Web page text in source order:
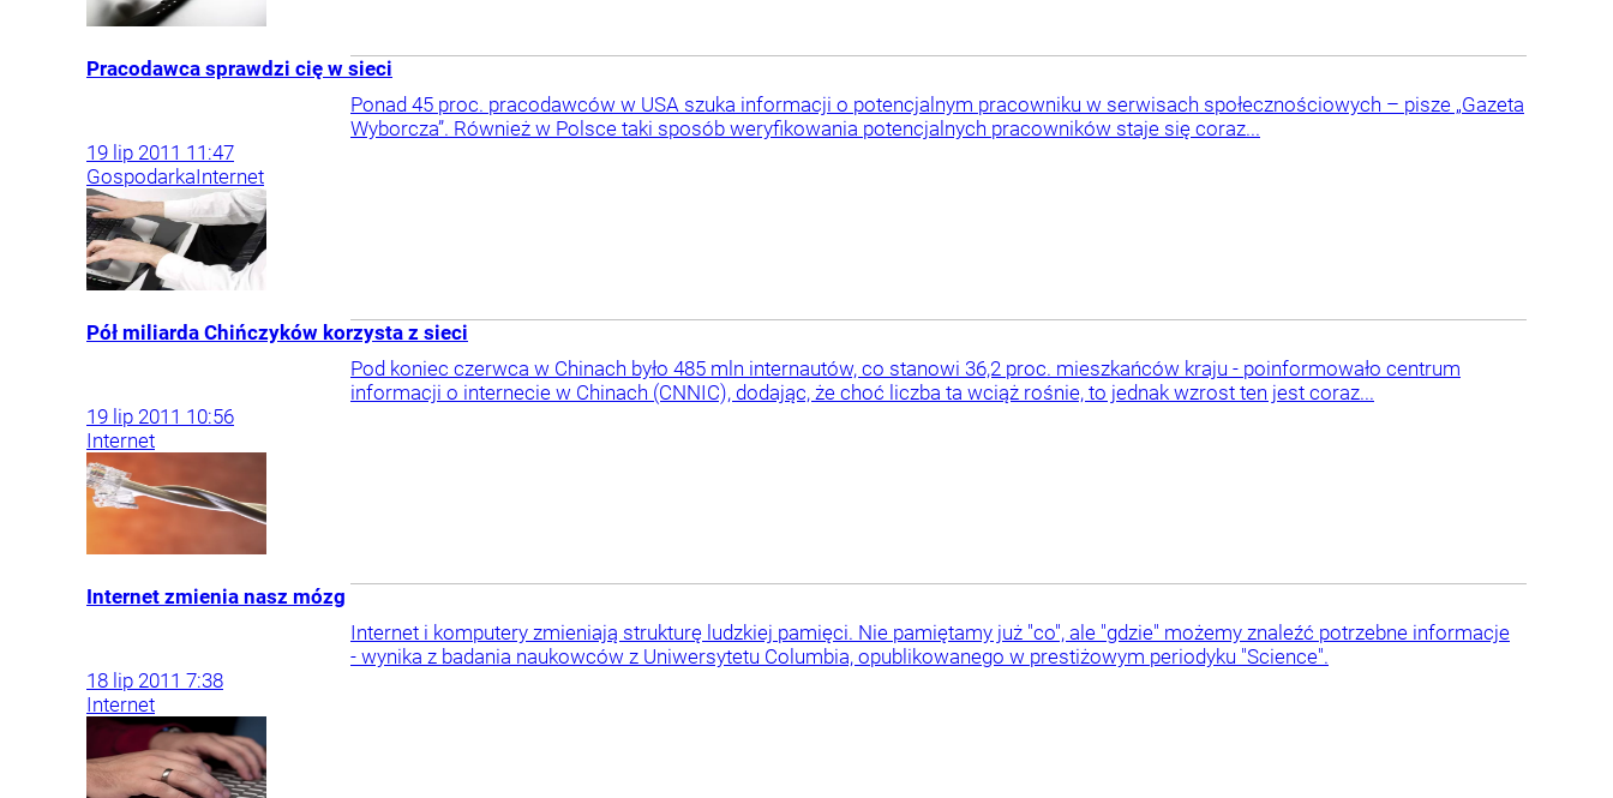
Pracodawca sprawdzi cię w sieci
Ponad 45 proc. pracodawców w USA szuka informacji o potencjalnym pracowniku w serwisach społecznościowych – pisze „Gazeta
Wyborcza”. Również w Polsce taki sposób weryfikowania potencjalnych pracowników staje się coraz...
19 lip 2011 11:47
GospodarkaInternet
Pół miliarda Chińczyków korzysta z sieci
Pod koniec czerwca w Chinach było 485 mln internautów, co stanowi 36,2 proc. mieszkańców kraju - poinformowało centrum
informacji o internecie w Chinach (CNNIC), dodając, że choć liczba ta wciąż rośnie, to jednak wzrost ten jest coraz...
19 lip 2011 10:56
Internet
Internet zmienia nasz mózg
Internet i komputery zmieniają strukturę ludzkiej pamięci. Nie pamiętamy już "co", ale "gdzie" możemy znaleźć potrzebne informacje
- wynika z badania naukowców z Uniwersytetu Columbia, opublikowanego w prestiżowym periodyku "Science".
18 lip 2011 7:38
Internet